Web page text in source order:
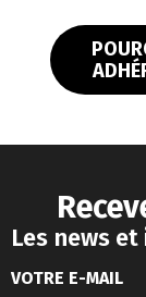
Les news